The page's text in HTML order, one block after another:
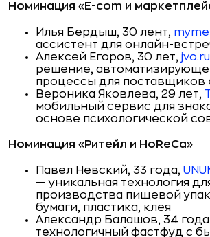
Номинация «E-com и
Илья Бердыш, 30 лент,
ассистент для онлайн-
Алексей Егоров, 30 лет, jvo.ru
решение,
процессы для поставщиков
Вероника Яковлева, 29 лет,
мобильный сервис для
основе психологической
Номинация «Ритейл и HoReCa»
Павел Невский, 33 года,
— уникальная технология
производства пищевой
бумаги, пластика, клея
Александр Балашов, 34
технологичный фастфуд с